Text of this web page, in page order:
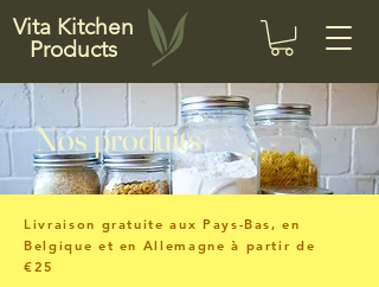
Vita Kitchen
Products
Nos produits
Livraison gratuite aux Pays-Bas, en
Belgique et en Allemagne à partir de
€25